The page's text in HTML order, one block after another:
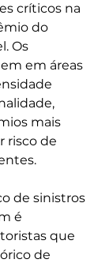
críticos na
do
Os
em áreas
mais
risco de
de sinistros
é
que
de